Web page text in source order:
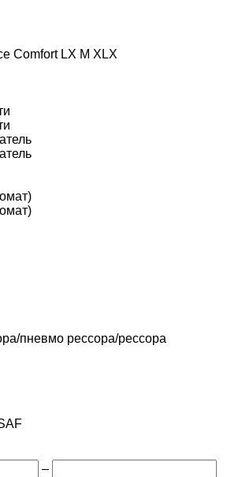
Comfort LX M XLX
пневмо рессора/рессора
–